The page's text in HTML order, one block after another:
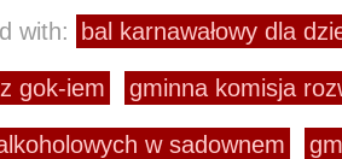
with: bal karnawałowy dla
gok-iem gminna komisja
w sadownem